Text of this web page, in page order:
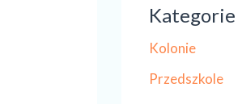
Kategorie
Kolonie
Przedszkole